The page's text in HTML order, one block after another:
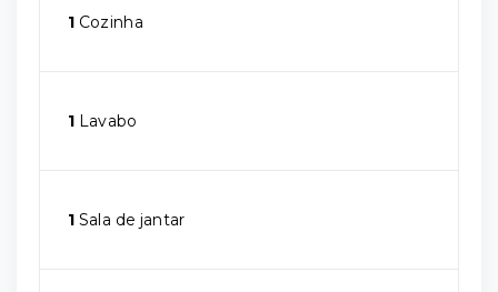
1 Cozinha
1 Lavabo
1 Sala de jantar